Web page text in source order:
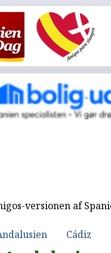
versionen af
Cádiz